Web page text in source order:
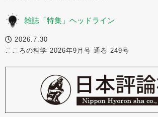
雑誌「特集」ヘッドライン
2026.7.30
こころの科学 2026年9月号 通巻 249号